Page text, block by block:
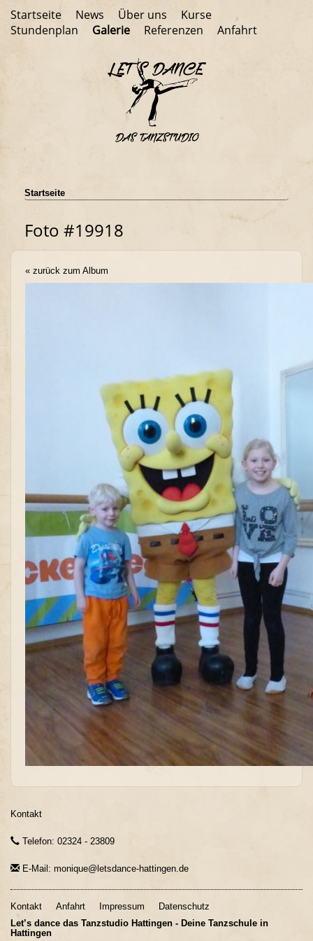
Startseite News Über uns
Kurse
Stundenplan
Galerie Referenzen Anfahrt
Startseite
Foto #19918
« zurück zum Album
Kontakt
Telefon: 02324 - 23809
E-Mail: monique@letsdance-hattingen.de
Kontakt Anfahrt Impressum
Datenschutz
Let’s dance das Tanzstudio Hattingen - Deine Tanzschule in
Hattingen